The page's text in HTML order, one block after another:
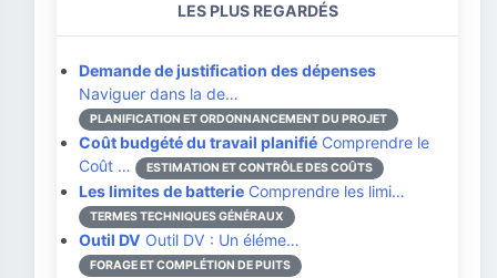
LES PLUS REGARDÉS
Demande de justification des dépenses
Naviguer dans la de…
PLANIFICATION ET ORDONNANCEMENT DU PROJET
Coût budgété du travail planifié Comprendre le
Coût …
ESTIMATION ET CONTRÔLE DES COÛTS
Les limites de batterie Comprendre les limi…
TERMES TECHNIQUES GÉNÉRAUX
Outil DV Outil DV : Un éléme…
FORAGE ET COMPLÉTION DE PUITS